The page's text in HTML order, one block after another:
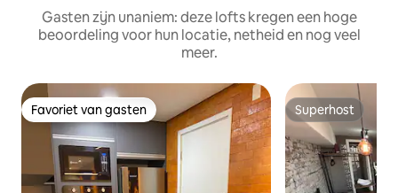
Gasten zijn unaniem: deze lofts kregen een hoge
beoordeling voor hun locatie, netheid en nog veel
meer.
Favoriet van gasten
Favoriet van gasten Superhost
Superhost